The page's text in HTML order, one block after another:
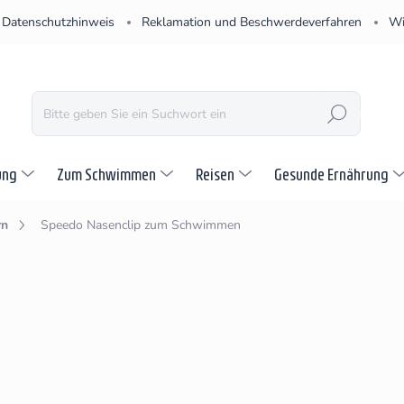
Datenschutzhinweis Reklamation und Beschwerdeverfahren
SUCHEN
Zum Schwimmen Reisen Gesunde Ernährung
Speedo Nasenclip zum Schwimmen